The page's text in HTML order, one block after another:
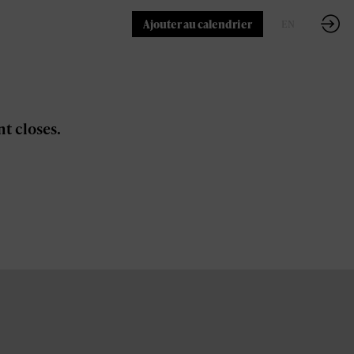
Ajouter au calendrier
closes.